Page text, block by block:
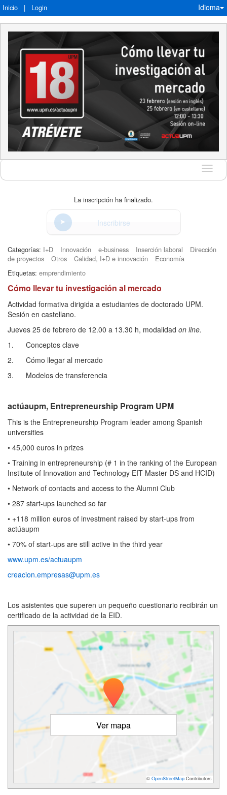
Inicio | Login Idioma
Idioma
La inscripción ha finalizado.
Inscribirse
Categorías: I+D Innovación e-business Inserción laboral
Dirección
de proyectos
Otros Calidad, I+D e innovación
Economía
Etiquetas: emprendimiento
Cómo llevar tu investigación al mercado
Actividad formativa dirigida a estudiantes de doctorado UPM.
Sesión en castellano.
Jueves 25 de febrero de 12.00 a 13.30 h, modalidad on line.
1. Conceptos clave
2. Cómo llegar al mercado
3. Modelos de transferencia
actúaupm, Entrepreneurship Program UPM
This is the Entrepreneurship Program leader among Spanish
universities
• 45,000 euros in prizes
• Training in entrepreneurship (# 1 in the ranking of the European
Institute of Innovation and Technology EIT Master DS and HCID)
• Network of contacts and access to the Alumni Club
• 287 start-ups launched so far
• +118 million euros of investment raised by start-ups from
actúaupm
• 70% of start-ups are still active in the third year
www.upm.es/actuaupm
creacion.empresas@upm.es
Los asistentes que superen un pequeño cuestionario recibirán un
certificado de la actividad de la EID.
Ver mapa
© OpenStreetMap Contributors